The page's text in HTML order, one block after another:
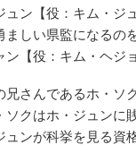
ュン【役：キム・ジ
ましい県監になるの
ン【役：キム・ヘジ
兄さんであるホ・ソ
ソクはホ・ジュンに
ュンが科挙を見る資